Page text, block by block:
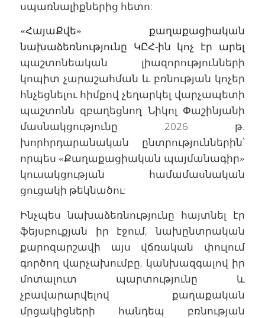
սպառնալիքներից հետո:
«ՀայաՔվե» քաղաքացիական
նախաձեռնությունը ԿԸՀ-ին կոչ էր արել
պաշտոնեական լիազորությունների
կոպիտ չարաշահման և բռնության կոչեր
հնչեցնելու հիմքով չեղարկել վարչապետի
պաշտոնն զբաղեցնող Նիկոլ Փաշինյանի
մասնակցությունը 2026 թ.
խորհրդարանական ընտրություններին՝
որպես «Քաղաքացիական պայմանագիր»
կուսակցության համամասնական
ցուցակի թեկնածու:
Ինչպես նախաձեռնությունը հայտնել էր
ֆեյսբուքյան իր էջում, նախընտրական
քարոզարշավի այս վճռական փուլում
գործող վարչախումբը, կանխազգալով իր
մոտալուտ պարտությունը և
չբավարարվելով քաղաքական
մրցակիցների հանդեպ բռնության